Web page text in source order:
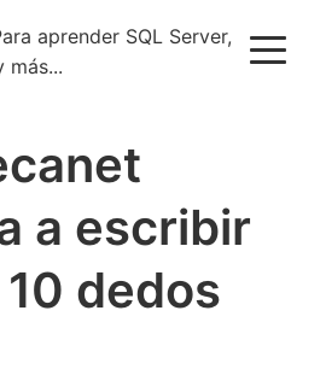
aprender SQL Server,
más...
a escribir
dedos